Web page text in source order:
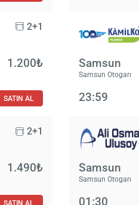
2+1
1.200₺
SATIN AL
Samsun
Samsun Otogarı
23:59
2+1
1.490₺
SATIN AL
Samsun
Samsun Otogarı
01:30